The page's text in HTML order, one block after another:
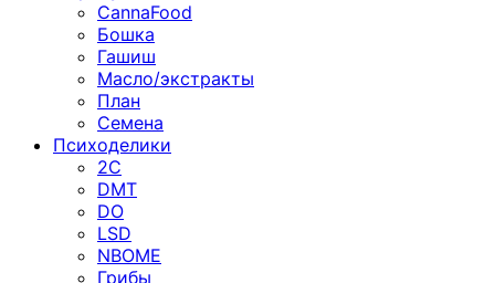
CannaFood
Бошка
Гашиш
Масло/экстракты
План
Семена
Психоделики
2C
DMT
DO
LSD
NBOME
Грибы